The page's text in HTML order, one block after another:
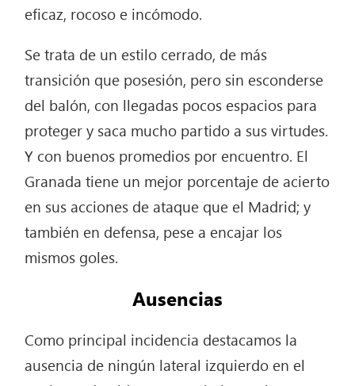
eficaz, rocoso e incómodo.
Se trata de un estilo cerrado, de más
transición que posesión, pero sin esconderse
del balón, con llegadas pocos espacios para
proteger y saca mucho partido a sus virtudes.
Y con buenos promedios por encuentro. El
Granada tiene un mejor porcentaje de acierto
en sus acciones de ataque que el Madrid; y
también en defensa, pese a encajar los
mismos goles.
Ausencias
Como principal incidencia destacamos la
ausencia de ningún lateral izquierdo en el